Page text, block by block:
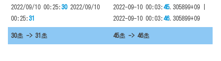
2022/09/10 00:25: 302022/09/10
00:25: 31
2022-09-10 00:03: 45.305899+09 |
2022-09-10 00:03: 46.305899+09
30초 -> 31초 45초 -> 46초